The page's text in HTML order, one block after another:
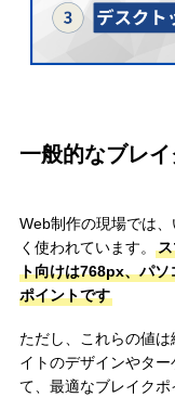
一般的なブレ
Web制作の現場では
く使われています。
ト向けは768px、パソ
ポイントです
ただし、これらの値
イトのデザインやタ
て、最適なブレイクポ